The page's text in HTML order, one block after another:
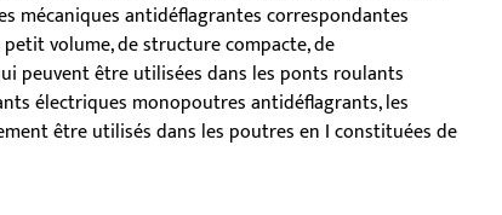
mécaniques antidéflagrantes correspondantes
volume, de structure compacte, de
peuvent être utilisées dans les ponts roulants
électriques monopoutres antidéflagrants, les
être utilisés dans les poutres en I constituées de